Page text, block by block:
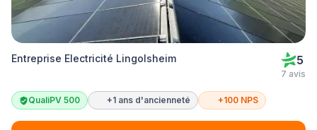
Entreprise Electricité Lingolsheim 5
7 avis
QualiPV 500 +1 ans d'ancienneté +100 NPS